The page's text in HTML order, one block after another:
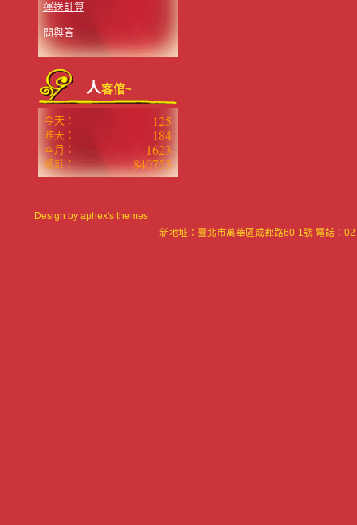
運送計算
問與答
人客倌~
今天： 125
昨天： 184
本月： 1623
總計： 840755
Design by aphex's themes
新地址：臺北市萬華區成都路60-1號 電話：